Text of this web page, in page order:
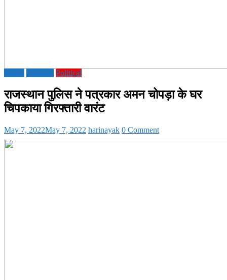
Political
राजस्थान पुलिस ने पत्रकार अमन चोपड़ा के घर
चिपकाया गिरफ्तारी वारंट
May 7, 2022May 7, 2022 harinayak 0 Comment